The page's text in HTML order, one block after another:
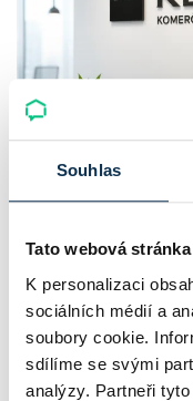
Souhlas
Tato webová
K personalizaci
sociálních médií a
soubory cookie.
sdílíme se svými
analýzy. Partneři
Komerční
Komerční banka
bankovního trhu. Na
klesl zisk na 8,5
rostly úvěry a…